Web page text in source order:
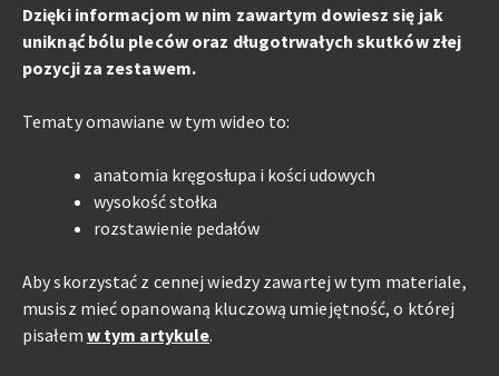
Dzięki informacjom w nim zawartym dowiesz się jak
uniknąć bólu pleców oraz długotrwałych skutków złej
pozycji za zestawem.
Tematy omawiane w tym wideo to:
anatomia kręgosłupa i kości udowych
wysokość stołka
rozstawienie pedałów
Aby skorzystać z cennej wiedzy zawartej w tym materiale,
musisz mieć opanowaną kluczową umiejętność, o której
pisałem w tym artykule.